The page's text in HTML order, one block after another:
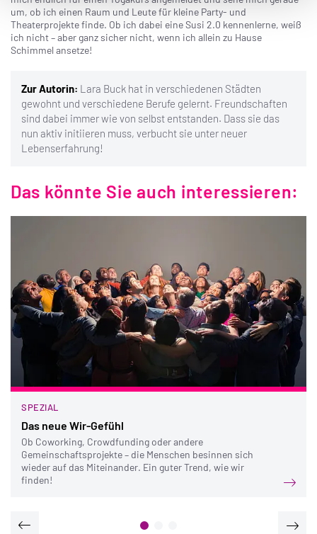
um, ob ich einen Raum und Leute für kleine Party- und
Theaterprojekte finde. Ob ich dabei eine Susi 2.0 kennenlerne, weiß
ich nicht – aber ganz sicher nicht, wenn ich allein zu Hause
Schimmel ansetze!
Zur Autorin: Lara Buck hat in verschiedenen Städten
gewohnt und verschiedene Berufe gelernt. Freundschaften
sind dabei immer wie von selbst entstanden. Dass sie das
nun aktiv initiieren muss, verbucht sie unter neuer
Lebenserfahrung!
Das könnte Sie auch interessieren:
SPEZIAL
Das neue Wir-Gefühl
Ob Coworking, Crowdfunding oder andere
Gemeinschaftsprojekte – die Menschen besinnen sich
wieder auf das Miteinander. Ein guter Trend, wie wir
finden!